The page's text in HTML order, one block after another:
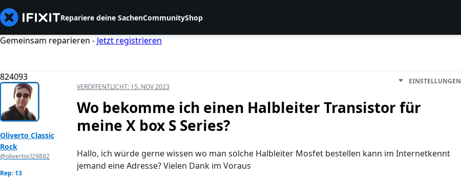
Repariere deine SachenCommunityShop
Gemeinsam reparieren - Jetzt registrieren
824093
Oliverto Classic
Rock
@olivertocl29882
Rep: 13
VERÖFFENTLICHT: 15. NOV 2023
EINSTELLUNGEN
Wo bekomme ich einen Halbleiter Transistor für
meine X box S Series?
Hallo, ich würde gerne wissen wo man solche Halbleiter Mosfet bestellen kann im Internetkennt
jemand eine Adresse? Vielen Dank im Voraus